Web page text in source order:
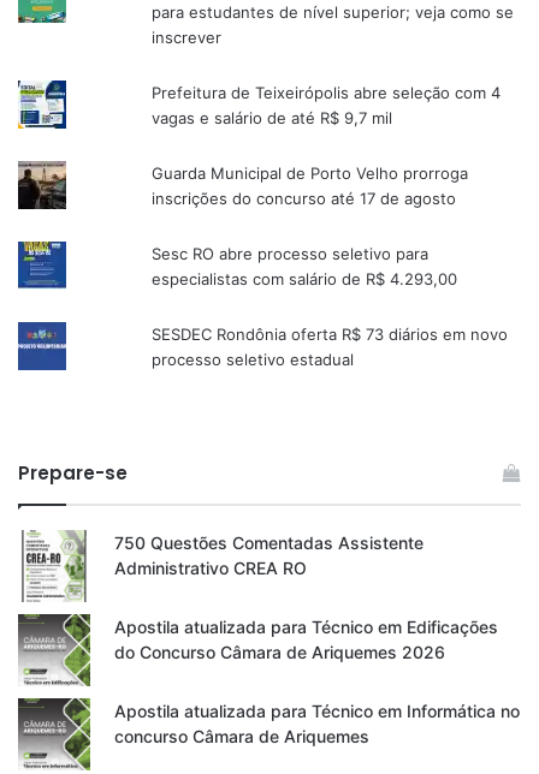
para estudantes de nível superior; veja como se
inscrever
Prefeitura de Teixeirópolis abre seleção com 4
vagas e salário de até R$ 9,7 mil
Guarda Municipal de Porto Velho prorroga
inscrições do concurso até 17 de agosto
Sesc RO abre processo seletivo para
especialistas com salário de R$ 4.293,00
SESDEC Rondônia oferta R$ 73 diários em novo
processo seletivo estadual
Prepare-se
750 Questões Comentadas Assistente
Administrativo CREA RO
Apostila atualizada para Técnico em Edificações
do Concurso Câmara de Ariquemes 2026
Apostila atualizada para Técnico em Informática no
concurso Câmara de Ariquemes